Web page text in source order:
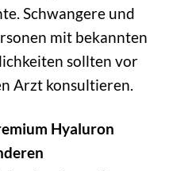
Schwangere und
mit bekannten
sollten vor
Arzt konsultieren.
Hyaluron